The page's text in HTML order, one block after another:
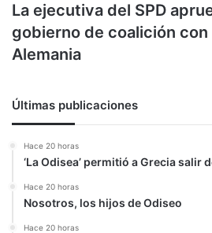
La ejecutiva del SPD
gobierno de coalición con
Alemania
Últimas publicaciones
Hace 20 horas
‘La Odisea’ permitió a Grecia salir
Hace 20 horas
Nosotros, los hijos de Odiseo
Hace 20 horas